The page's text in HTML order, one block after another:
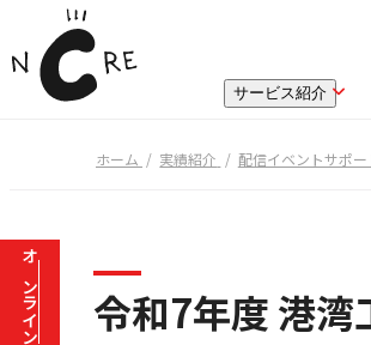
サービス紹介
ホーム 実績紹介 配信イベントサポー
令和7年度 港
オンライン